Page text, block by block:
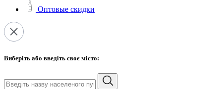
Оптовые скидки
Виберіть або введіть своє місто: